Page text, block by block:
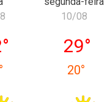
09/08
°
°
10/08
29°
20°